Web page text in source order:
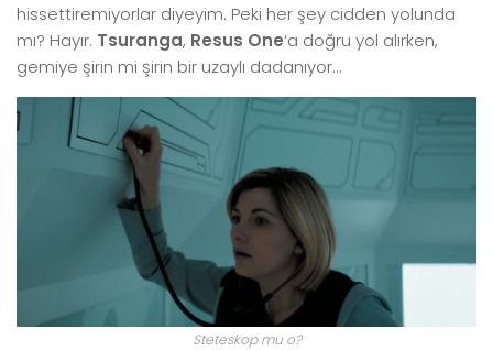
hissettiremiyorlar diyeyim. Peki her şey cidden yolunda
mı? Hayır. Tsuranga, Resus One‘a doğru yol alırken,
gemiye şirin mi şirin bir uzaylı dadanıyor…
Steteskop mu o?